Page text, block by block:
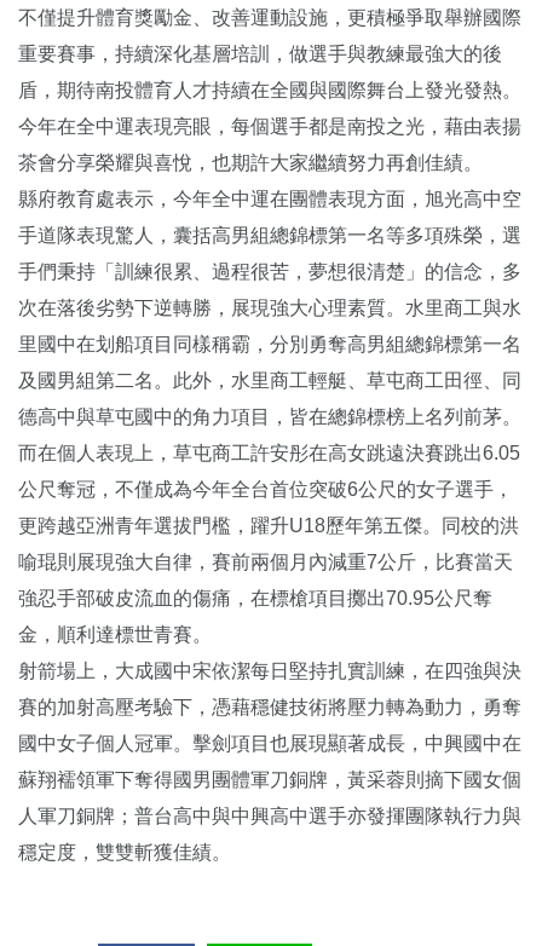
不僅提升體育獎勵金、改善運動設施，更積極爭取舉辦國際
重要賽事，持續深化基層培訓，做選手與教練最強大的後
盾，期待南投體育人才持續在全國與國際舞台上發光發熱。
今年在全中運表現亮眼，每個選手都是南投之光，藉由表揚
茶會分享榮耀與喜悅，也期許大家繼續努力再創佳績。
縣府教育處表示，今年全中運在團體表現方面，旭光高中空
手道隊表現驚人，囊括高男組總錦標第一名等多項殊榮，選
手們秉持「訓練很累、過程很苦，夢想很清楚」的信念，多
次在落後劣勢下逆轉勝，展現強大心理素質。水里商工與水
里國中在划船項目同樣稱霸，分別勇奪高男組總錦標第一名
及國男組第二名。此外，水里商工輕艇、草屯商工田徑、同
德高中與草屯國中的角力項目，皆在總錦標榜上名列前茅。
而在個人表現上，草屯商工許安彤在高女跳遠決賽跳出6.05
公尺奪冠，不僅成為今年全台首位突破6公尺的女子選手，
更跨越亞洲青年選拔門檻，躍升U18歷年第五傑。同校的洪
喻琨則展現強大自律，賽前兩個月內減重7公斤，比賽當天
強忍手部破皮流血的傷痛，在標槍項目擲出70.95公尺奪
金，順利達標世青賽。
射箭場上，大成國中宋依潔每日堅持扎實訓練，在四強與決
賽的加射高壓考驗下，憑藉穩健技術將壓力轉為動力，勇奪
國中女子個人冠軍。擊劍項目也展現顯著成長，中興國中在
蘇翔襦領軍下奪得國男團體軍刀銅牌，黃采蓉則摘下國女個
人軍刀銅牌；普台高中與中興高中選手亦發揮團隊執行力與
穩定度，雙雙斬獲佳績。